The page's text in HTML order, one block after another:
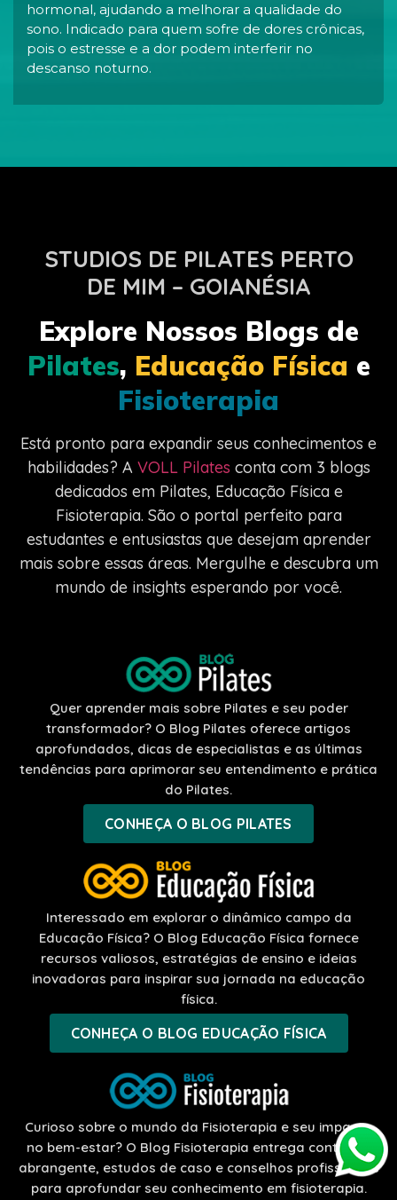
hormonal, ajudando a melhorar a qualidade do
sono. Indicado para quem sofre de dores crônicas,
pois o estresse e a dor podem interferir no
descanso noturno.
STUDIOS DE PILATES PERTO
DE MIM – GOIANÉSIA
Explore Nossos Blogs de
Pilates, Educação Física e
Fisioterapia
Está pronto para expandir seus conhecimentos e
habilidades? A VOLL Pilates conta com 3 blogs
dedicados em Pilates, Educação Física e
Fisioterapia. São o portal perfeito para
estudantes e entusiastas que desejam aprender
mais sobre essas áreas. Mergulhe e descubra um
mundo de insights esperando por você.
Quer aprender mais sobre Pilates e seu poder
transformador? O Blog Pilates oferece artigos
aprofundados, dicas de especialistas e as últimas
tendências para aprimorar seu entendimento e prática
do Pilates.
CONHEÇA O BLOG PILATES
Interessado em explorar o dinâmico campo da
Educação Física? O Blog Educação Física fornece
recursos valiosos, estratégias de ensino e ideias
inovadoras para inspirar sua jornada na educação
física.
CONHEÇA O BLOG EDUCAÇÃO FÍSICA
Curioso sobre o mundo da Fisioterapia e seu impacto
no bem-estar? O Blog Fisioterapia entrega conteúdo
abrangente, estudos de caso e conselhos profissionais
para aprofundar seu conhecimento em fisioterapia.